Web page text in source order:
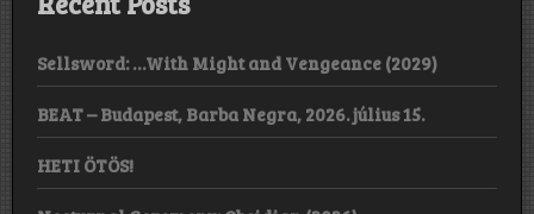
Sellsword: …With Might and Vengeance (2029)
BEAT – Budapest, Barba Negra, 2026. július 15.
HETI ÖTÖS!